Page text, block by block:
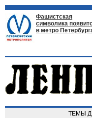
Фашистская
символика
в метро
ТЕМЫ